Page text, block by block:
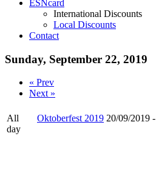
ESNcard
International Discounts
Local Discounts
Contact
Sunday, September 22, 2019
« Prev
Next »
All
day
Oktoberfest 2019 20/09/2019